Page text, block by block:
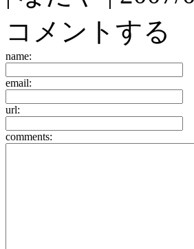
コメントする
name:
email:
url:
comments: